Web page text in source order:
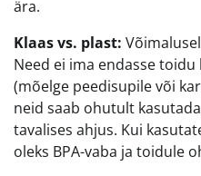
ära.
Klaas vs. plast:
Need ei ima endasse
(mõelge peedisupile või
neid saab ohutult
tavalises ahjus. Kui
oleks BPA-vaba ja toidule